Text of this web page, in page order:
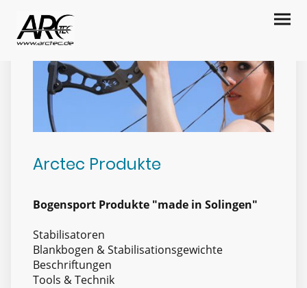
Arctec Produkte
Bogensport Produkte "made in Solingen"
Stabilisatoren
Blankbogen & Stabilisationsgewichte
Beschriftungen
Tools & Technik